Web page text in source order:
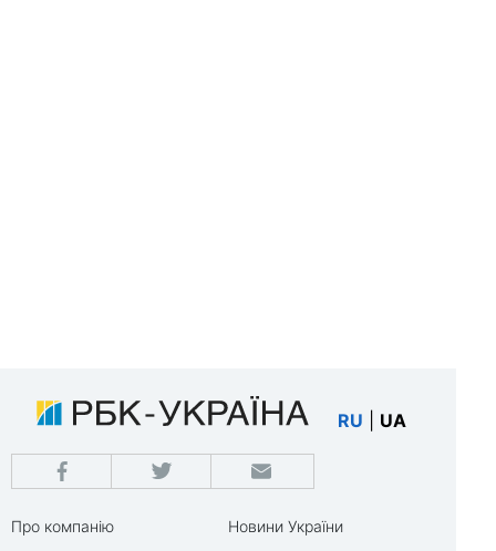
RU UA
Про компанію
Новини України